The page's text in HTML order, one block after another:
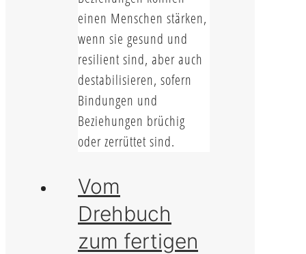
einen Menschen stärken,
wenn sie gesund und
resilient sind, aber auch
destabilisieren, sofern
Bindungen und
Beziehungen brüchig
oder zerrüttet sind.
Vom
Drehbuch
zum fertigen